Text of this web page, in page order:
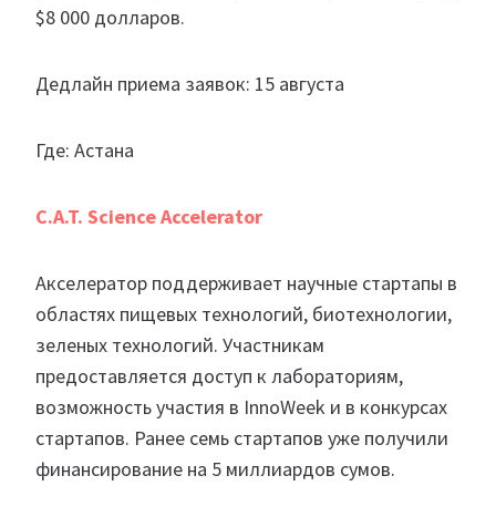
$8 000 долларов.
Дедлайн приема заявок: 15 августа
Где: Астана
C.A.T. Science Accelerator
Акселератор поддерживает научные стартапы в
областях пищевых технологий, биотехнологии,
зеленых технологий. Участникам
предоставляется доступ к лабораториям,
возможность участия в InnoWeek и в конкурсах
стартапов. Ранее семь стартапов уже получили
финансирование на 5 миллиардов сумов.